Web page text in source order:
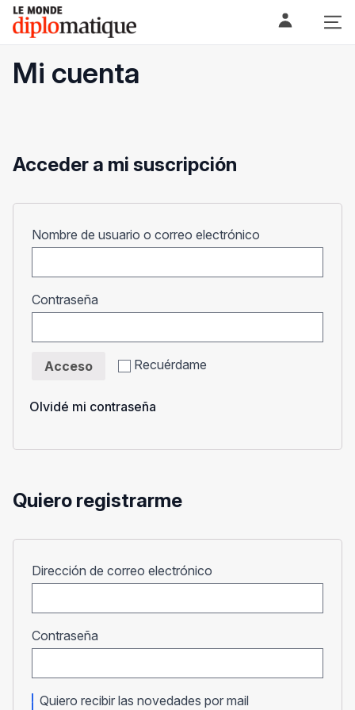
Skip
content
Le monde diplomatique
Mi cuenta
Acceder a mi suscripción
Nombre de usuario o correo electrónico
Contraseña
Recuérdame
Acceso
Olvidé mi contraseña
Quiero registrarme
Dirección de correo electrónico
Contraseña
Quiero recibir las novedades por mail